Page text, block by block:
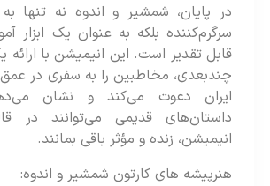
در پایان، شمشیر و اندوه نه تنها به
سرگرم‌کننده بلکه به عنوان یک ابزار
قابل تقدیر است. این انیمیشن با ارائه‌ یک
چندبعدی، مخاطبین را به سفری در عمق
ایران دعوت می‌کند و نشان می‌دهد که
داستان‌های قدیمی می‌توانند در قالب
انیمیشن، زنده و مؤثر باقی بمانند.
هنرپیشه های کارتون شمشیر و اندوه: